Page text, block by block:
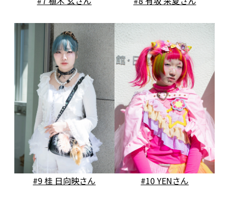
#9 桂 日向映さん #10 YENさん